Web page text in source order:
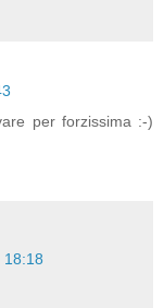
per forzissima :-)
18:18